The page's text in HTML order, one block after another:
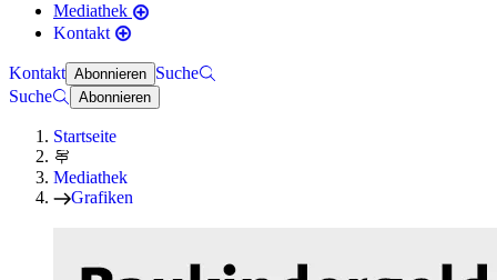
Mediathek
Kontakt
Kontakt Abonnieren Suche
Suche
Abonnieren
Startseite
Mediathek
Grafiken